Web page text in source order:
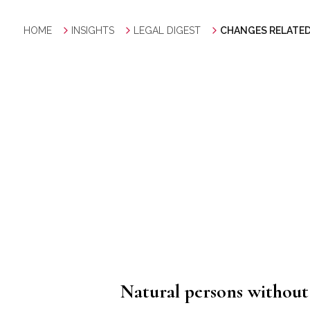
HOME INSIGHTS LEGAL DIGEST CHANGES
Natural persons